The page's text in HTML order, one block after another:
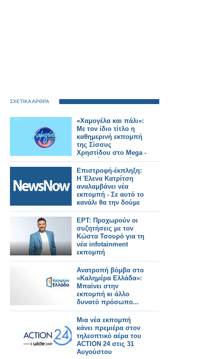
ΣΧΕΤΙΚΑ ΑΡΘΡΑ
«Χαμογέλα και πάλι»:
Με τον ίδιο τίτλο η
καθημερινή εκπομπή
της Σίσσυς
Χρηστίδου στο Mega -
Πότε κάνει πρεμιέρα;
Επιστροφή-έκπληξη:
Η Έλενα Κατρίτση
αναλαμβάνει νέα
εκπομπή - Σε αυτό το
κανάλι θα την δούμε
ΕΡΤ: Προχωρούν οι
συζητήσεις με τον
Κώστα Τσουρό για τη
νέα infotainment
εκπομπή
Ανατροπή βόμβα στο
«Καλημέρα Ελλάδα»:
Μπαίνει στην
εκπομπή κι άλλο
δυνατό πρόσωπο...
Μια νέα εκπομπή
κάνει πρεμιέρα στον
τηλεοπτικό αέρα του
ACTION 24 στις 31
Αυγούστου